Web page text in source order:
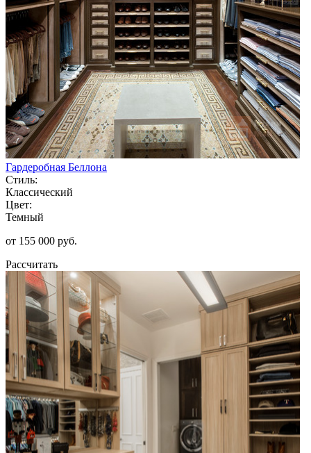
Гардеробная Беллона
Стиль:
Классический
Цвет:
Темный
от 155 000 руб.
Рассчитать